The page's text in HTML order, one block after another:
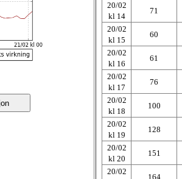
20/02
kl 14
71
20/02
kl 15
60
20/02
kl 16
61
20/02
kl 17
76
20/02
kl 18
100
20/02
kl 19
128
20/02
kl 20
151
20/02
164